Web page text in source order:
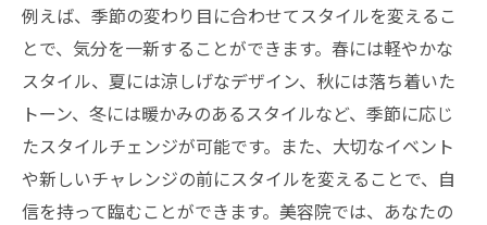
例えば、季節の変わり目に合わせてスタイルを変えるこ
とで、気分を一新することができます。春には軽やかな
スタイル、夏には涼しげなデザイン、秋には落ち着いた
トーン、冬には暖かみのあるスタイルなど、季節に応じ
たスタイルチェンジが可能です。また、大切なイベント
や新しいチャレンジの前にスタイルを変えることで、自
信を持って臨むことができます。美容院では、あなたの